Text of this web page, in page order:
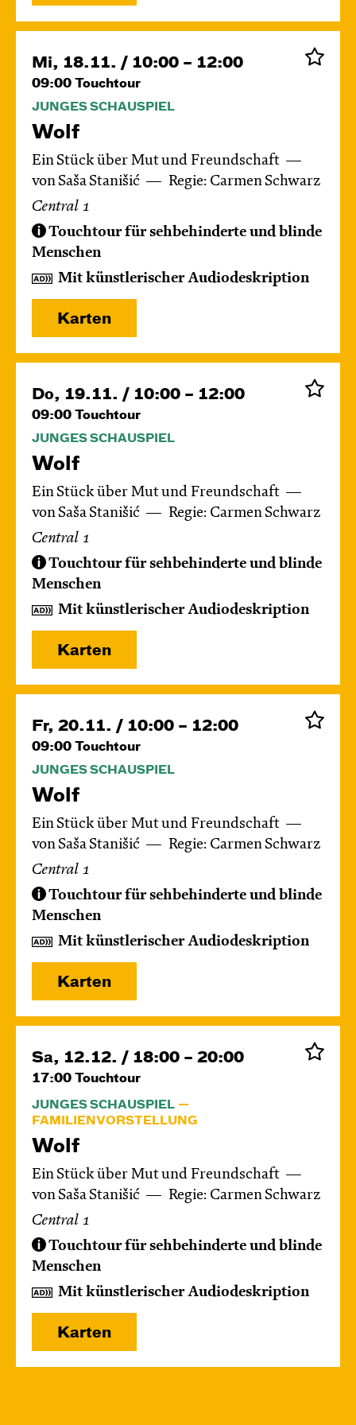
Mi, 18.11. / 10:00 – 12:00
09:00 Touchtour
JUNGES SCHAUSPIEL
Wolf
Ein Stück über Mut und Freundschaft
von Saša Stanišić
Regie: Carmen Schwarz
Central 1
Touchtour für sehbehinderte und blinde
Menschen
Mit künstlerischer Audiodeskription
Karten
Do, 19.11. / 10:00 – 12:00
09:00 Touchtour
JUNGES SCHAUSPIEL
Wolf
Ein Stück über Mut und Freundschaft
von Saša Stanišić
Regie: Carmen Schwarz
Central 1
Touchtour für sehbehinderte und blinde
Menschen
Mit künstlerischer Audiodeskription
Karten
Fr, 20.11. / 10:00 – 12:00
09:00 Touchtour
JUNGES SCHAUSPIEL
Wolf
Ein Stück über Mut und Freundschaft
von Saša Stanišić
Regie: Carmen Schwarz
Central 1
Touchtour für sehbehinderte und blinde
Menschen
Mit künstlerischer Audiodeskription
Karten
Sa, 12.12. / 18:00 – 20:00
17:00 Touchtour
JUNGES SCHAUSPIEL
FAMILIENVORSTELLUNG
Wolf
Ein Stück über Mut und Freundschaft
von Saša Stanišić
Regie: Carmen Schwarz
Central 1
Touchtour für sehbehinderte und blinde
Menschen
Mit künstlerischer Audiodeskription
Karten